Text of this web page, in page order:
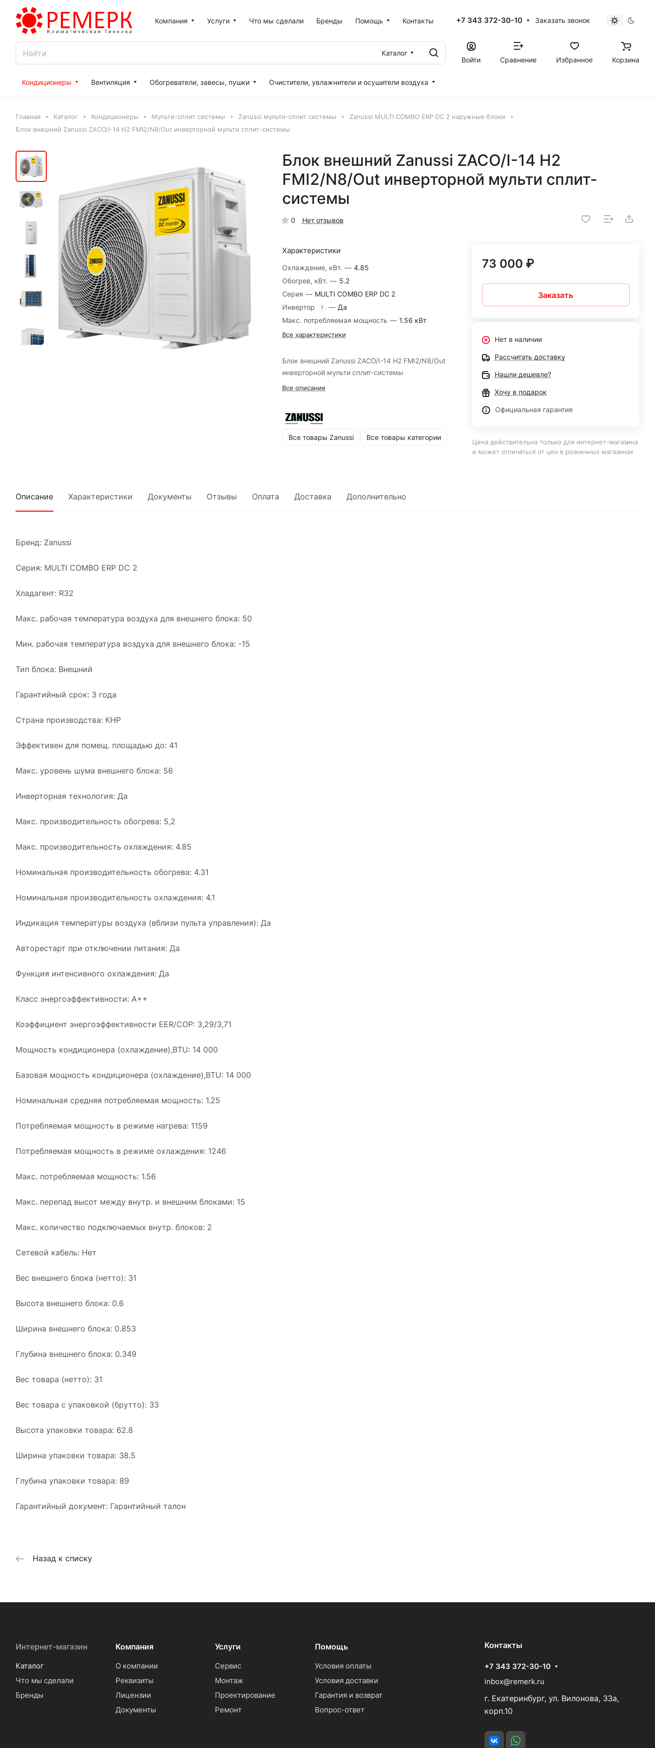
Компания Услуги Что мы сделали Бренды Помощь Контакты +7 343 372-30-10 Заказать звонок
Каталог
Войти
Сравнение Избранное Корзина
Кондиционеры Вентиляция Обогреватели, завесы, пушки Очистители, увлажнители и осушители воздуха
Главная Каталог Кондиционеры Мульти-сплит системы Zanussi мульти-сплит системы
Zanussi MULTI COMBO ERP DC 2 наружные блоки
Блок внешний Zanussi ZACO/I-14 H2 FMI2/N8/Out инверторной мульти сплит-системы
Блок внешний Zanussi ZACO/I-14 H2
FMI2/N8/Out инверторной мульти сплит-
системы
0 Нет отзывов
Характеристики
Охлаждение, кВт. — 4.85
Обогрев, кВт. — 5.2
Серия — MULTI COMBO ERP DC 2
Инвертор
? — Да
Макс. потребляемая мощность — 1.56 кВт
Все характеристики
Блок внешний Zanussi ZACO/I-14 H2 FMI2/N8/Out
инверторной мульти сплит-системы
Все описание
Все товары Zanussi Все товары категории
73 000 ₽
Заказать
Нет в наличии
Рассчитать доставку
Нашли дешевле?
Хочу в подарок
Официальная гарантия
Цена действительна только для интернет-магазина
и может отличаться от цен в розничных магазинах
Описание Характеристики Документы Отзывы Оплата Доставка Дополнительно
Бренд: Zanussi
Серия: MULTI COMBO ERP DC 2
Хладагент: R32
Макс. рабочая температура воздуха для внешнего блока: 50
Мин. рабочая температура воздуха для внешнего блока: -15
Тип блока: Внешний
Гарантийный срок: 3 года
Страна производства: КНР
Эффективен для помещ. площадью до: 41
Макс. уровень шума внешнего блока: 56
Инверторная технология: Да
Макс. производительность обогрева: 5,2
Макс. производительность охлаждения: 4.85
Номинальная производительность обогрева: 4.31
Номинальная производительность охлаждения: 4.1
Индикация температуры воздуха (вблизи пульта управления): Да
Авторестарт при отключении питания: Да
Функция интенсивного охлаждения: Да
Класс энергоэффективности: A++
Коэффициент энергоэффективности EER/COP: 3,29/3,71
Мощность кондиционера (охлаждение),BTU: 14 000
Базовая мощность кондиционера (охлаждение),BTU: 14 000
Номинальная средняя потребляемая мощность: 1.25
Потребляемая мощность в режиме нагрева: 1159
Потребляемая мощность в режиме охлаждения: 1246
Макс. потребляемая мощность: 1.56
Макс. перепад высот между внутр. и внешним блоками: 15
Макс. количество подключаемых внутр. блоков: 2
Сетевой кабель: Нет
Вес внешнего блока (нетто): 31
Высота внешнего блока: 0.6
Ширина внешнего блока: 0.853
Глубина внешнего блока: 0.349
Вес товара (нетто): 31
Вес товара с упаковкой (брутто): 33
Высота упаковки товара: 62.8
Ширина упаковки товара: 38.5
Глубина упаковки товара: 89
Гарантийный документ: Гарантийный талон
Назад к списку
Интернет-магазин
Каталог
Что мы сделали
Бренды
Компания
О компании
Реквизиты
Лицензии
Документы
Услуги
Сервис
Монтаж
Проектирование
Ремонт
Помощь
Условия оплаты
Условия доставки
Гарантия и возврат
Вопрос-ответ
Контакты
+7 343 372-30-10
inbox@remerk.ru
г. Екатеринбург, ул. Вилонова, 33а,
корп.10